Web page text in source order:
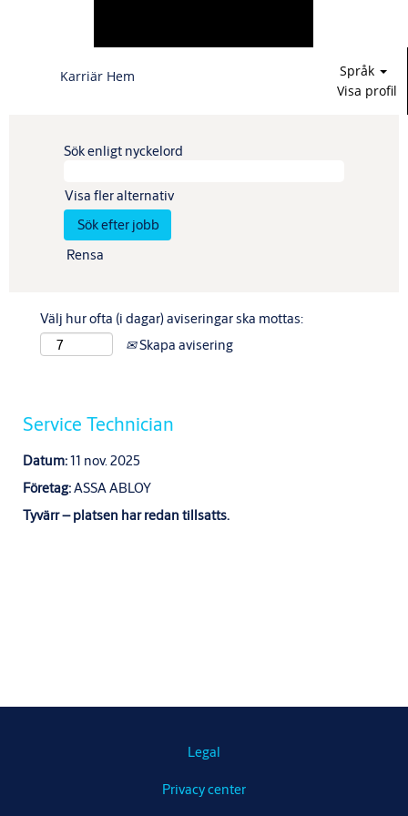
Karriär Hem
Språk
Visa profil
Sök enligt nyckelord
Visa fler alternativ
Rensa
Välj hur ofta (i dagar) aviseringar ska mottas:
Skapa avisering
Service Technician
Datum:11 nov. 2025
Företag:ASSA ABLOY
Tyvärr – platsen har redan tillsatts.
Legal
Privacy center